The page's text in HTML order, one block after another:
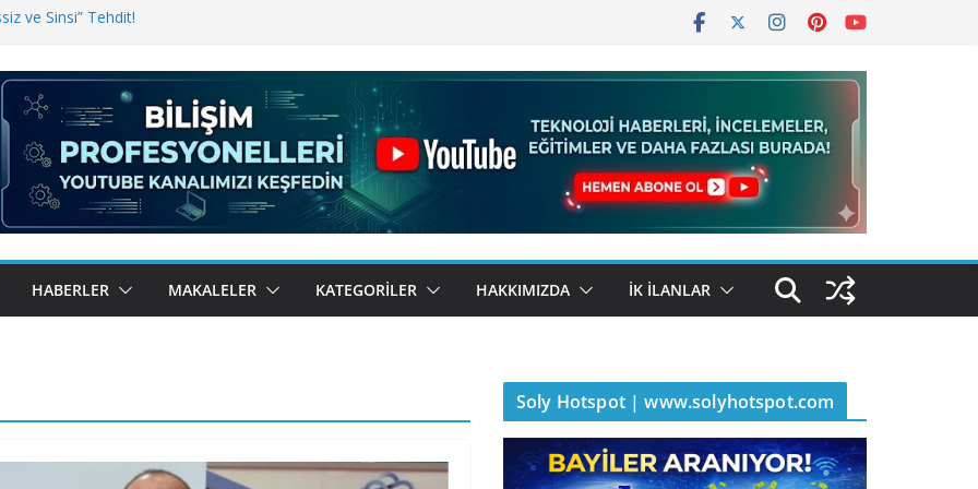
ve Sinsi” Tehdit!
Bugün BulutTahsilat’ta
Kemal Oral Tüm Sorularımızı
HABERLER MAKALELER KATEGORILER HAKKIMIZDA İK İLANLAR
Soly Hotspot | www.solyhotspot.com